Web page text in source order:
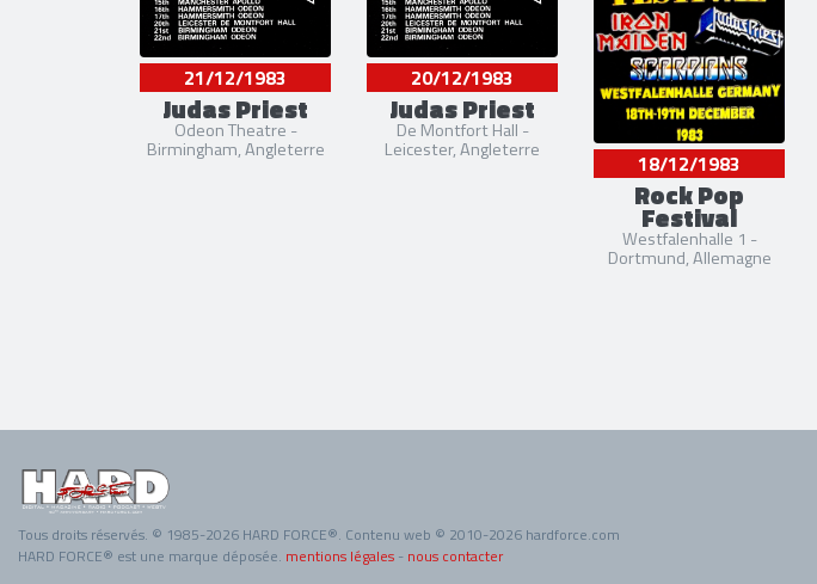
21/12/1983
Judas Priest
Odeon Theatre -
Birmingham, Angleterre
20/12/1983
Judas Priest
De Montfort Hall -
Leicester, Angleterre
18/12/1983
Rock Pop
Festival
Westfalenhalle 1 -
Dortmund, Allemagne
Tous droits réservés. © 1985-2026 HARD FORCE®. Contenu web © 2010-2026 hardforce.com
HARD FORCE® est une marque déposée. mentions légales - nous contacter